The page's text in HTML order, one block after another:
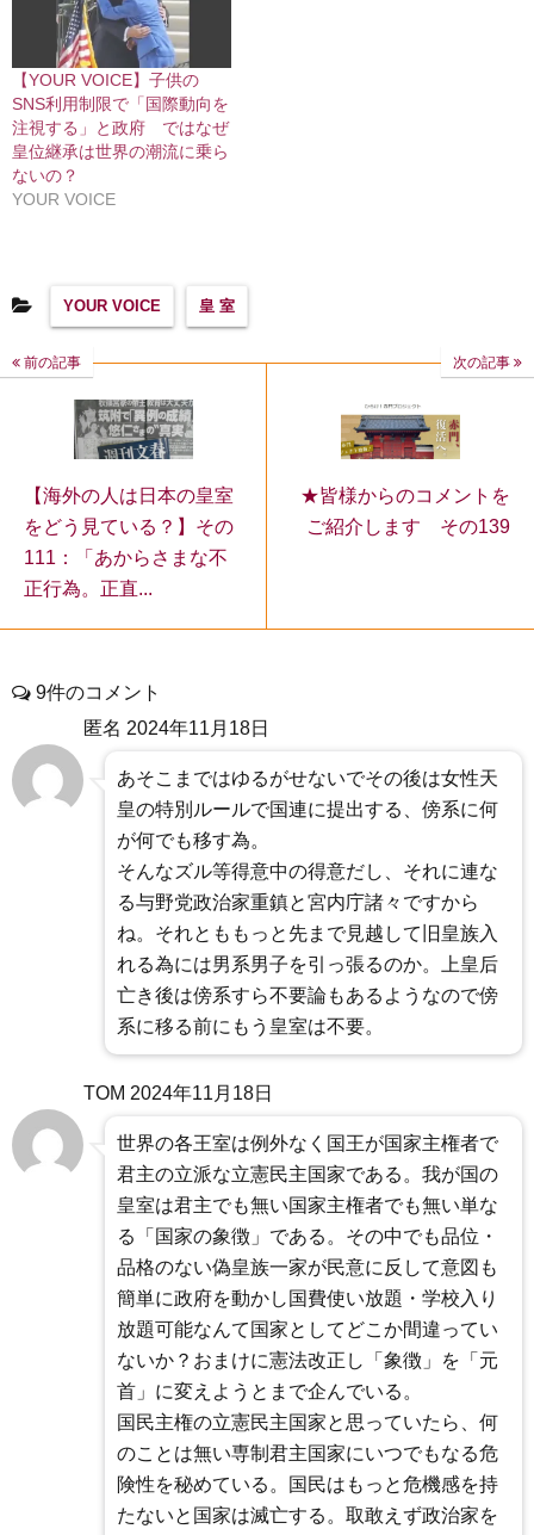
【YOUR VOICE】子供の
SNS利用制限で「国際動向を
注視する」と政府 ではなぜ
皇位継承は世界の潮流に乗ら
ないの？
YOUR VOICE
YOUR VOICE 皇 室
前の記事
【海外の人は日本の皇室
をどう見ている？】その
111：「あからさまな不
正行為。正直...
次の記事
★皆様からのコメントを
ご紹介します その139
9件のコメント
匿名 2024年11月18日
あそこまではゆるがせないでその後は女性天
皇の特別ルールで国連に提出する、傍系に何
が何でも移す為。
そんなズル等得意中の得意だし、それに連な
る与野党政治家重鎮と宮内庁諸々ですから
ね。それとももっと先まで見越して旧皇族入
れる為には男系男子を引っ張るのか。上皇后
亡き後は傍系すら不要論もあるようなので傍
系に移る前にもう皇室は不要。
TOM 2024年11月18日
世界の各王室は例外なく国王が国家主権者で
君主の立派な立憲民主国家である。我が国の
皇室は君主でも無い国家主権者でも無い単な
る「国家の象徴」である。その中でも品位・
品格のない偽皇族一家が民意に反して意図も
簡単に政府を動かし国費使い放題・学校入り
放題可能なんて国家としてどこか間違ってい
ないか？おまけに憲法改正し「象徴」を「元
首」に変えようとまで企んでいる。
国民主権の立憲民主国家と思っていたら、何
のことは無い専制君主国家にいつでもなる危
険性を秘めている。国民はもっと危機感を持
たないと国家は滅亡する。取敢えず政治家を